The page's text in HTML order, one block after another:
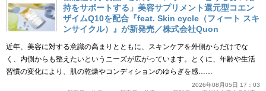
持をサポートする」美容サプリメント還元型コエン
ザイムQ10を配合『feat. Skin cycle（フィート スキ
ンサイクル）』が新発売／株式会社Quon
近年、美容に対する意識の高まりとともに、スキンケアを外側からだけでな
く、内側からも整えたいというニーズが広がっています。とくに、年齢や生活
習慣の変化により、肌の乾燥やコンディションのゆらぎを感……
2026年08月05日 17：03